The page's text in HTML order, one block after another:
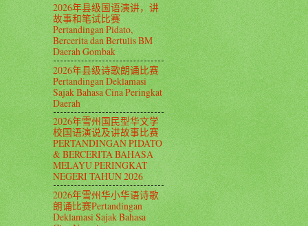
2026年县级国语演讲，讲
故事和笔试比赛
Pertandingan Pidato,
Bercerita dan Bertulis BM
Daerah Gombak
2026年县级诗歌朗诵比赛
Pertandingan Deklamasi
Sajak Bahasa Cina Peringkat
Daerah
2026年雪州国民型华文学
校国语演说及讲故事比赛
PERTANDINGAN PIDATO
& BERCERITA BAHASA
MELAYU PERINGKAT
NEGERI TAHUN 2026
2026年雪州华小华语诗歌
朗诵比赛Pertandingan
Deklamasi Sajak Bahasa